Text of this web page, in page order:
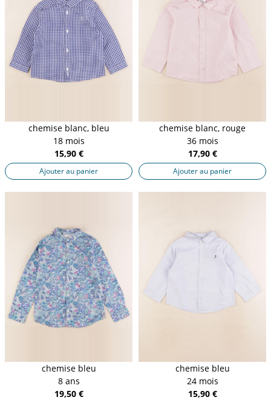
chemise blanc, bleu
18 mois
15,90 €
Ajouter au panier
chemise blanc, rouge
36 mois
17,90 €
Ajouter au panier
chemise bleu
8 ans
19,50 €
chemise bleu
24 mois
15,90 €